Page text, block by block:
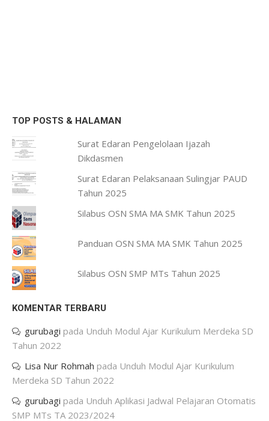
TOP POSTS & HALAMAN
Surat Edaran Pengelolaan Ijazah
Dikdasmen
Surat Edaran Pelaksanaan Sulingjar PAUD
Tahun 2025
Silabus OSN SMA MA SMK Tahun 2025
Panduan OSN SMA MA SMK Tahun 2025
Silabus OSN SMP MTs Tahun 2025
KOMENTAR TERBARU
gurubagi pada Unduh Modul Ajar Kurikulum Merdeka SD
Tahun 2022
Lisa Nur Rohmah pada Unduh Modul Ajar Kurikulum
Merdeka SD Tahun 2022
gurubagi pada Unduh Aplikasi Jadwal Pelajaran Otomatis
SMP MTs TA 2023/2024